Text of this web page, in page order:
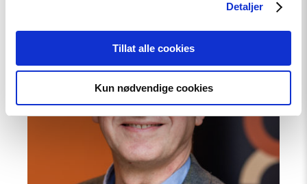
Detaljer
Tillat alle cookies
Kun nødvendige cookies